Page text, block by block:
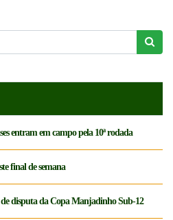
entram em campo pela 10ª rodada
final de semana
disputa da Copa Manjadinho Sub-12